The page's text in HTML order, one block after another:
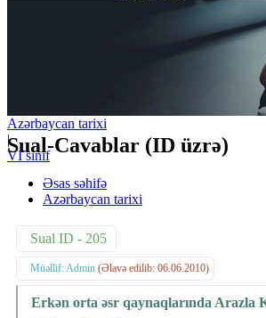
Sual-Cavablar (ID üzrə)
Əsas səhifə
Azərbaycan tarixi
Azərbaycan tarixi
|
VI sinif
Sual ID - 205
Müəllif: Admin (Əlavə edilib: 06.06.2010)
Erkən orta əsr qaynaqlarında Arazla